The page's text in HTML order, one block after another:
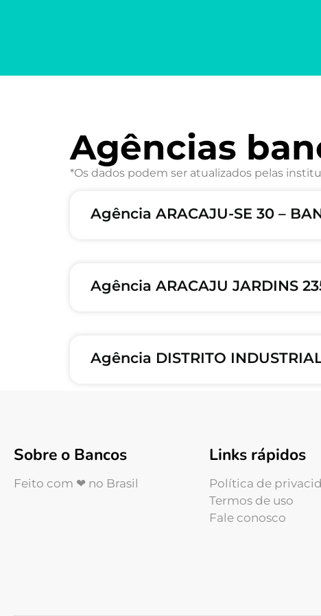
Agências
*Os dados podem ser atualizados pelas
Agência ARACAJU-SE 30 –
Agência ARACAJU JARDINS
Agência DISTRITO
Sobre o Bancos
Feito com ❤ no Brasil
Links rápidos
Política de
Termos de uso
Fale conosco